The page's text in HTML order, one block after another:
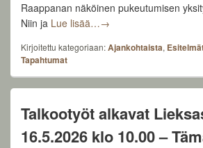
Raappanan näköinen pukeutumisen
Niin ja Lue lisää…Rukajärven suunnan
→
Kirjoitettu kategoriaan:Ajankohtaista,
Tapahtumat
Talkootyöt alkavat
16.5.2026 klo 10.00 –